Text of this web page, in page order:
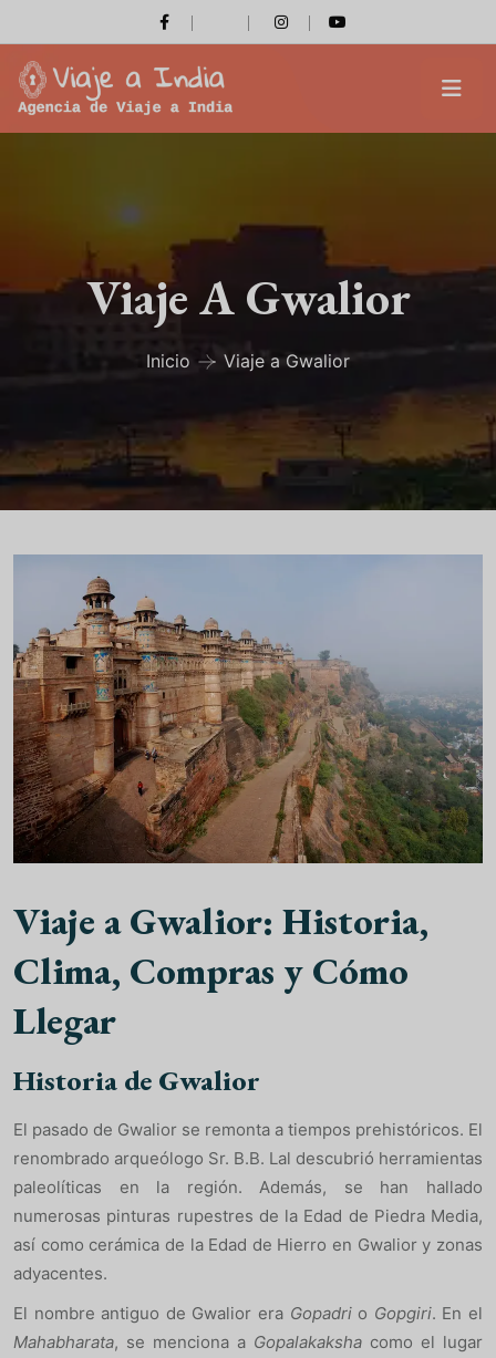
Viaje A Gwalior
Inicio Viaje a Gwalior
Viaje a Gwalior: Historia,
Clima, Compras y Cómo
Llegar
Historia de Gwalior
El pasado de Gwalior se remonta a tiempos prehistóricos. El
renombrado arqueólogo Sr. B.B. Lal descubrió herramientas
paleolíticas en la región. Además, se han hallado
numerosas pinturas rupestres de la Edad de Piedra Media,
así como cerámica de la Edad de Hierro en Gwalior y zonas
adyacentes.
El nombre antiguo de Gwalior era Gopadrio Gopgiri. En el
Mahabharata, se menciona a Gopalakaksha como el lugar